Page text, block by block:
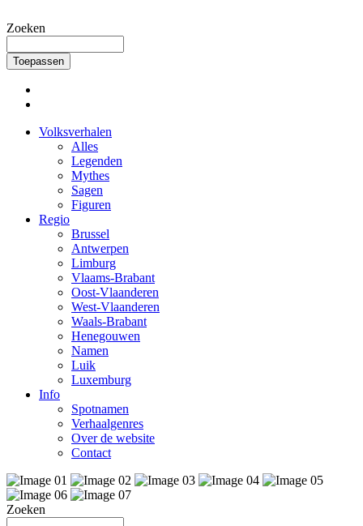
Zoeken
Volksverhalen
Alles
Legenden
Mythes
Sagen
Figuren
Regio
Brussel
Antwerpen
Limburg
Vlaams-Brabant
Oost-Vlaanderen
West-Vlaanderen
Waals-Brabant
Henegouwen
Namen
Luik
Luxemburg
Info
Spotnamen
Verhaalgenres
Over de website
Contact
Zoeken